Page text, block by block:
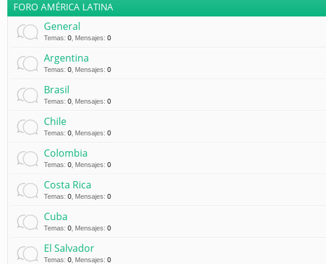
FORO AMÉRICA LATINA
General
Temas: 0 Mensajes: 0
Argentina
Temas: 0 Mensajes: 0
Brasil
Temas: 0 Mensajes: 0
Chile
Temas: 0 Mensajes: 0
Colombia
Temas: 0 Mensajes: 0
Costa Rica
Temas: 0 Mensajes: 0
Cuba
Temas: 0 Mensajes: 0
El Salvador
Temas: 0 Mensajes: 0